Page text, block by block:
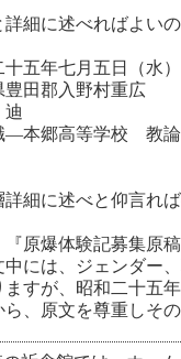
詳細に述べればよ
十五年七月五日（水）
豊田郡入野村重広
―本郷高等学校 教論
詳細に述べと仰言れ
原爆体験記募集原
中には、ジェンダー
ますが、昭和二十五
ら、原文を尊重しそ